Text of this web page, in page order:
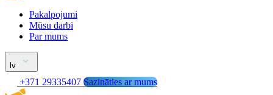
Pakalpojumi
Mūsu darbi
Par mums
lv
+371 29335407 Sazināties ar mums